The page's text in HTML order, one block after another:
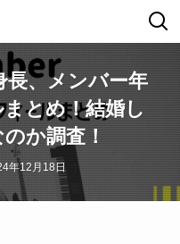
、メンバー年
とめ！結婚し
か調査！
年12月18日